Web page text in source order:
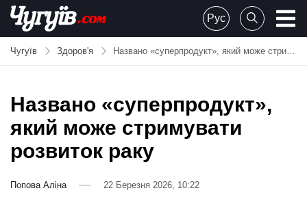
Skip
content
Chuguiv
Рус
Чугуїв Здоров'я Названо «суперпродукт», який може стримувати розвиток раку
Названо «суперпродукт»,
який може стримувати
розвиток раку
Попова Аліна 22 Березня 2026, 10:22